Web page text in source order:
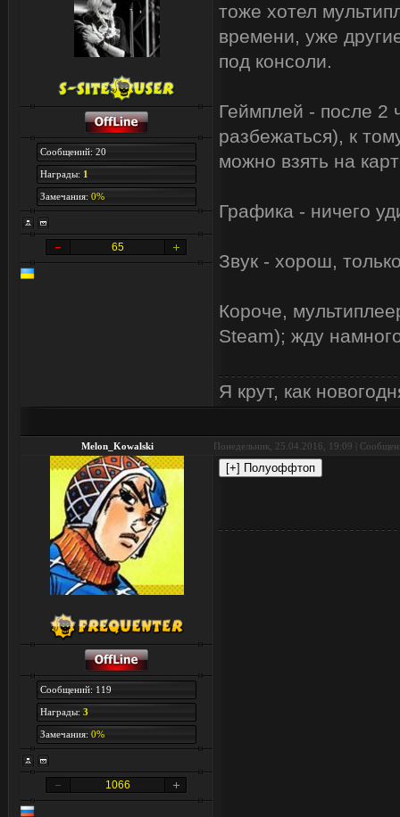
Сообщений: 20
Награды: 1
Замечания: 0%
65
тоже хотел
времени, уже
под консоли.
Геймплей - после 2
разбежаться), к
можно взять на
Графика - ничего
Звук - хорош,
Короче,
Steam); жду
Я крут, как
Melon_Kowalski Понедельник, 25.04.2016, 19:09 |
Сообщений: 119
Награды: 3
Замечания: 0%
1066